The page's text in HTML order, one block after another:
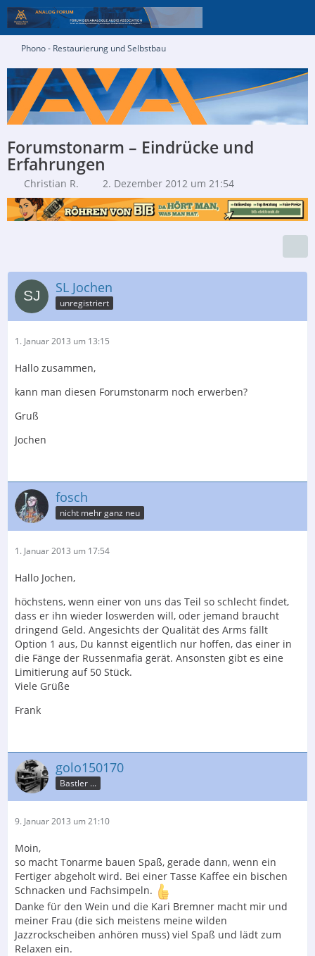
Phono - Restaurierung und Selbstbau
Forumstonarm – Eindrücke und
Erfahrungen
Christian R. 2. Dezember 2012 um 21:54
SL Jochen
unregistriert
1. Januar 2013 um 13:15
Hallo zusammen,
kann man diesen Forumstonarm noch erwerben?
Gruß
Jochen
fosch
nicht mehr ganz neu
1. Januar 2013 um 17:54
Hallo Jochen,
höchstens, wenn einer von uns das Teil so schlecht findet,
dass er ihn wieder loswerden will, oder jemand braucht
dringend Geld. Angesichts der Qualität des Arms fällt
Option 1 aus, Du kannst eigentlich nur hoffen, das einer in
die Fänge der Russenmafia gerät. Ansonsten gibt es eine
Limitierung auf 50 Stück.
Viele Grüße
Frank
golo150170
Bastler ...
9. Januar 2013 um 21:10
Moin,
so macht Tonarme bauen Spaß, gerade dann, wenn ein
Fertiger abgeholt wird. Bei einer Tasse Kaffee ein bischen
Schnacken und Fachsimpeln.
Danke für den Wein und die Kari Bremner macht mir und
meiner Frau (die sich meistens meine wilden
Jazzrockscheiben anhören muss) viel Spaß und lädt zum
Relaxen ein.